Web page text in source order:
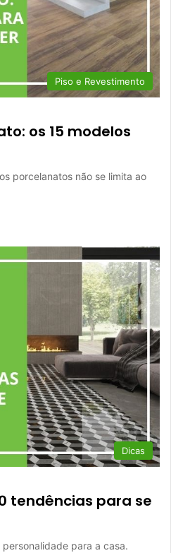
Piso e Revestimento
os 15 modelos
porcelanatos não se limita ao
Dicas
tendências para se
para a casa.